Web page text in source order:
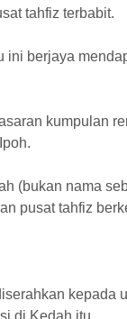
tahfiz terbabit.
ini berjaya
kumpulan
(bukan nama
pusat tahfiz
kepada
di Kedah itu.